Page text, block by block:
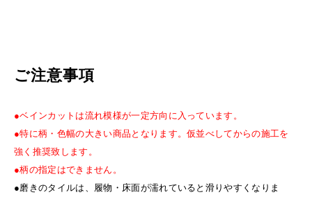
ご注意事項
●ベインカットは流れ模様が一定方向に入っています。
●特に柄・色幅の大きい商品となります。仮並べしてからの施工を
強く推奨致します。
●柄の指定はできません。
●磨きのタイルは、履物・床面が濡れていると滑りやすくなりま